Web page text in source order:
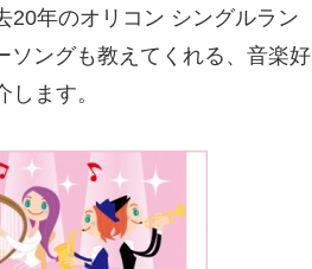
20年のオリコン シングルラン
ソングも教えてくれる、音楽好
ます。